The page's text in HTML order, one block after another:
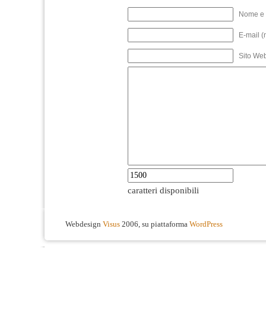
Nome
E-mail
Sito
caratteri disponibili
Webdesign Visus 2006, su piattaforma WordPress